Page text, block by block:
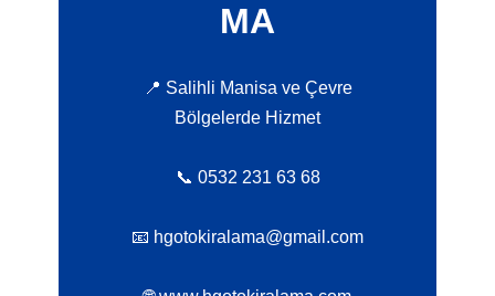
MA
📍 Salihli Manisa ve Çevre
Bölgelerde Hizmet
📞 0532 231 63 68
📧 hgotokiralama@gmail.com